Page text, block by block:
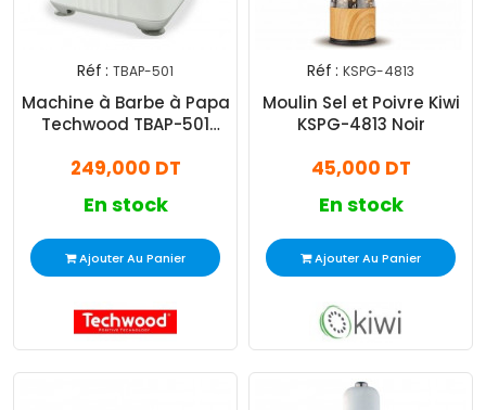
Réf : TBAP-501
Machine à Barbe à Papa
Techwood TBAP-501
249,000 DT
En stock
Ajouter Au Panier
Réf : KSPG-4813
Moulin Sel et Poivre Kiwi
KSPG-4813 Noir
45,000 DT
En stock
Ajouter Au Panier